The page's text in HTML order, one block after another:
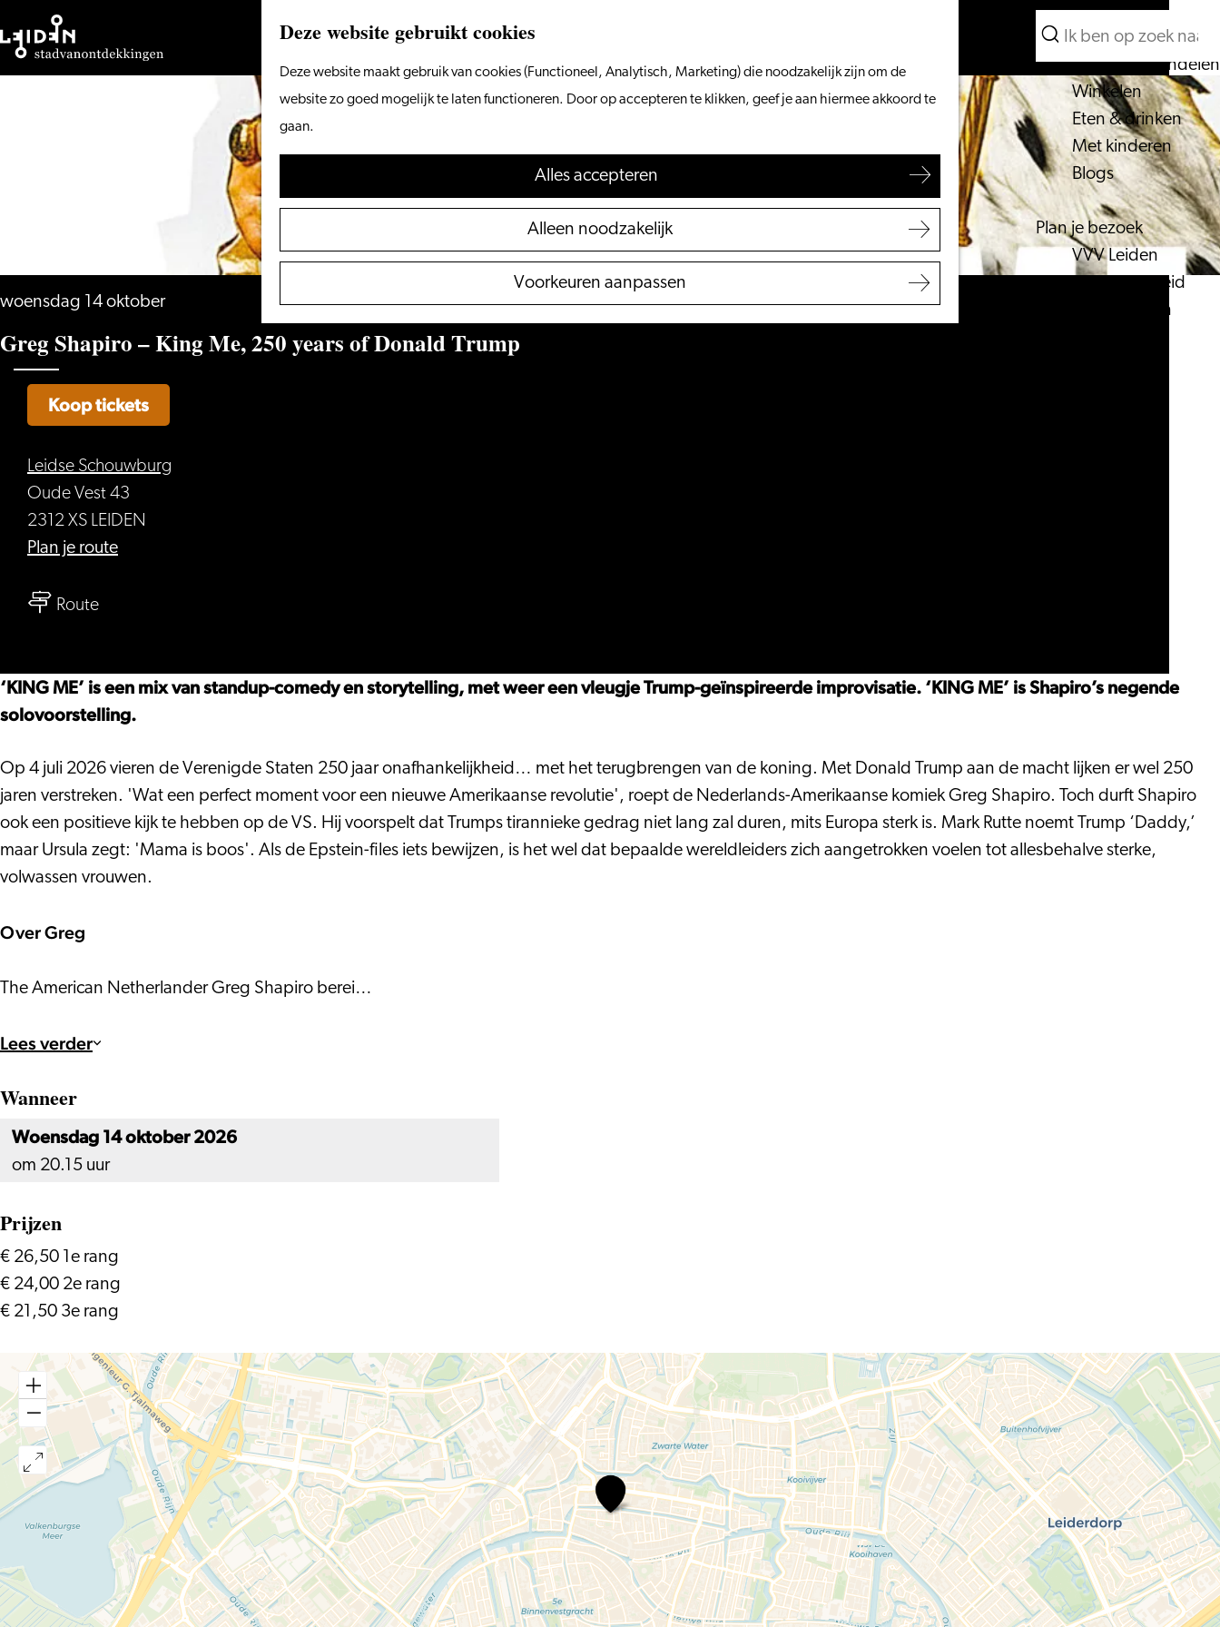
Deze website gebruikt cookies
Deze website maakt gebruik van cookies (Functioneel, Analytisch, Marketing) die noodzakelijk zijn om de
website zo goed mogelijk te laten functioneren. Door op accepteren te klikken, geef je aan hiermee akkoord te
gaan.
Alles accepteren
Alleen noodzakelijk
Voorkeuren aanpassen
Ga
Menu
Zoeken
Wat te doen
Vanaf het water
Fietsen & wandelen
Winkelen
Eten & drinken
Met kinderen
Blogs
Plan je bezoek
VVV Leiden
Bereikbaarheid
Overnachten
Zoeken
woensdag 14 oktober
Greg Shapiro – King Me, 250 years of Donald Trump
Leidse Schouwburg
Oude Vest 43
2312 XS LEIDEN
Plan je routenaar
Me,
250
of
Donald
Trump
Routenaar
–
King
250
years
of
Donald
Trump
Koop tickets
‘KING ME’ is een mix van standup-comedy en storytelling, met weer een vleugje Trump-geïnspireerde improvisatie. ‘KING ME’ is Shapiro’s negende
solovoorstelling.
Op 4 juli 2026 vieren de Verenigde Staten 250 jaar onafhankelijkheid… met het terugbrengen van de koning. Met Donald Trump aan de macht lijken er wel 250
jaren verstreken. 'Wat een perfect moment voor een nieuwe Amerikaanse revolutie', roept de Nederlands-Amerikaanse komiek Greg Shapiro. Toch durft Shapiro
ook een positieve kijk te hebben op de VS. Hij voorspelt dat Trumps tirannieke gedrag niet lang zal duren, mits Europa sterk is. Mark Rutte noemt Trump ‘Daddy,’
maar Ursula zegt: 'Mama is boos'. Als de Epstein-files iets bewijzen, is het wel dat bepaalde wereldleiders zich aangetrokken voelen tot allesbehalve sterke,
volwassen vrouwen.
Over Greg
The American Netherlander Greg Shapiro berei…
Lees verder
Wanneer
Woensdag 14 oktober 2026
om 20.15 uur
Prijzen
€ 26,50 1e rang
€ 24,00 2e rang
€ 21,50 3e rang
Greg
Shapiro
–
King
Me,
250
years
of
Donald